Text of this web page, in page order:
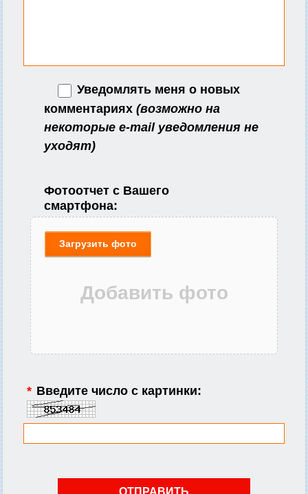
Уведомлять меня о новых
комментариях (возможно на
некоторые e-mail уведомления не
уходят)
Фотоотчет с Вашего
смартфона:
Загрузить фото
* Введите число с картинки: